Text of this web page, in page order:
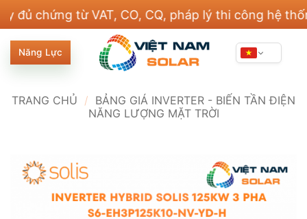
qua
nội
dung
từ VAT, CO, CQ, pháp lý thi công hệ thống
Năng Lực
TRANG CHỦ / BẢNG GIÁ INVERTER - BIẾN TẦN ĐIỆN
NĂNG LƯỢNG MẶT TRỜI